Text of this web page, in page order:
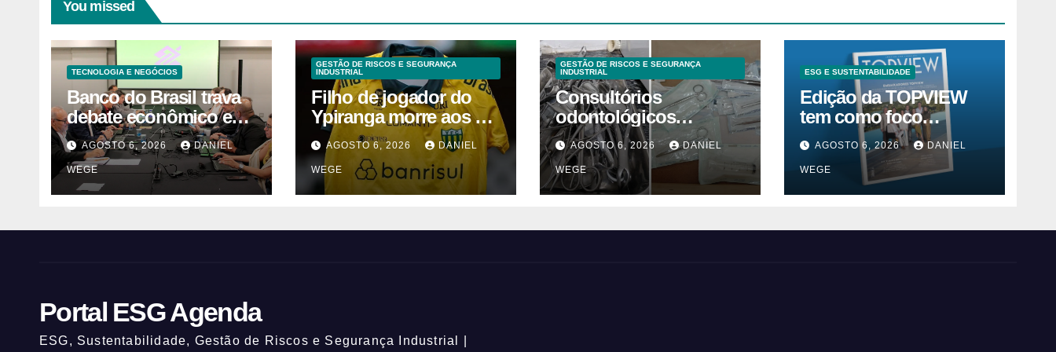
You missed
TECNOLOGIA E NEGÓCIOS
Banco do Brasil trava
debate econômico e
condiciona avanços à
decisão da Fenaban |
Contec Brasil
AGOSTO 6, 2026 DANIEL
WEGE
GESTÃO DE RISCOS E SEGURANÇA
INDUSTRIAL
Filho de jogador do
Ypiranga morre aos 2
anos após acidente
AGOSTO 6, 2026 DANIEL
WEGE
GESTÃO DE RISCOS E SEGURANÇA
INDUSTRIAL
Consultórios
odontológicos
interditados em
Campinas superam
2025
AGOSTO 6, 2026 DANIEL
WEGE
ESG E SUSTENTABILIDADE
Edição da TOPVIEW
tem como foco
inovação, educação e
ESGAGOSTO 6, 2026 DANIEL
WEGE
Portal ESG Agenda
ESG, Sustentabilidade, Gestão de Riscos e Segurança Industrial |